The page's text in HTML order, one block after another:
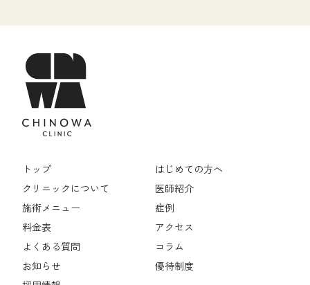
トップ
はじめての方へ
クリニックについて
医師紹介
施術メニュー
症例
料金表
アクセス
よくある質問
コラム
お知らせ
優待制度